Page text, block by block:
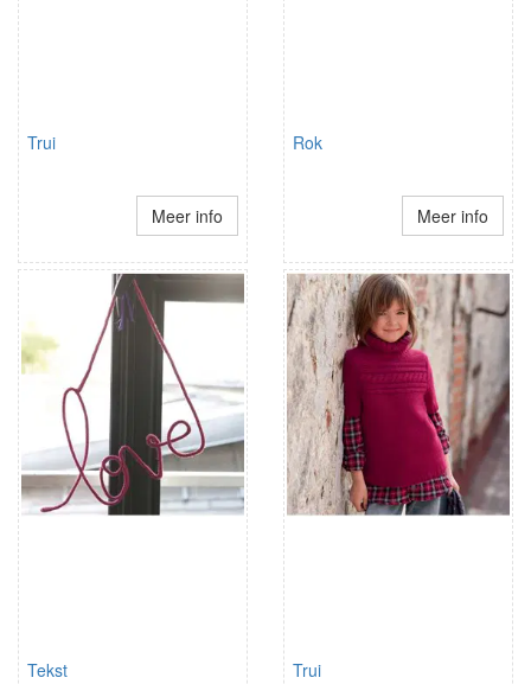
Trui
Meer info
Rok
Meer info
Tekst Trui